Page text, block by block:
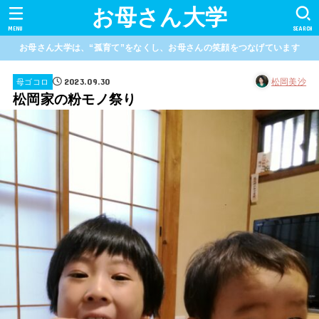
お母さん大学 SEARCH
MENU
お母さん大学は、“孤育て”をなくし、お母さんの笑顔をつなげています
母ゴコロ 2023.09.30 松岡美沙
松岡家の粉モノ祭り